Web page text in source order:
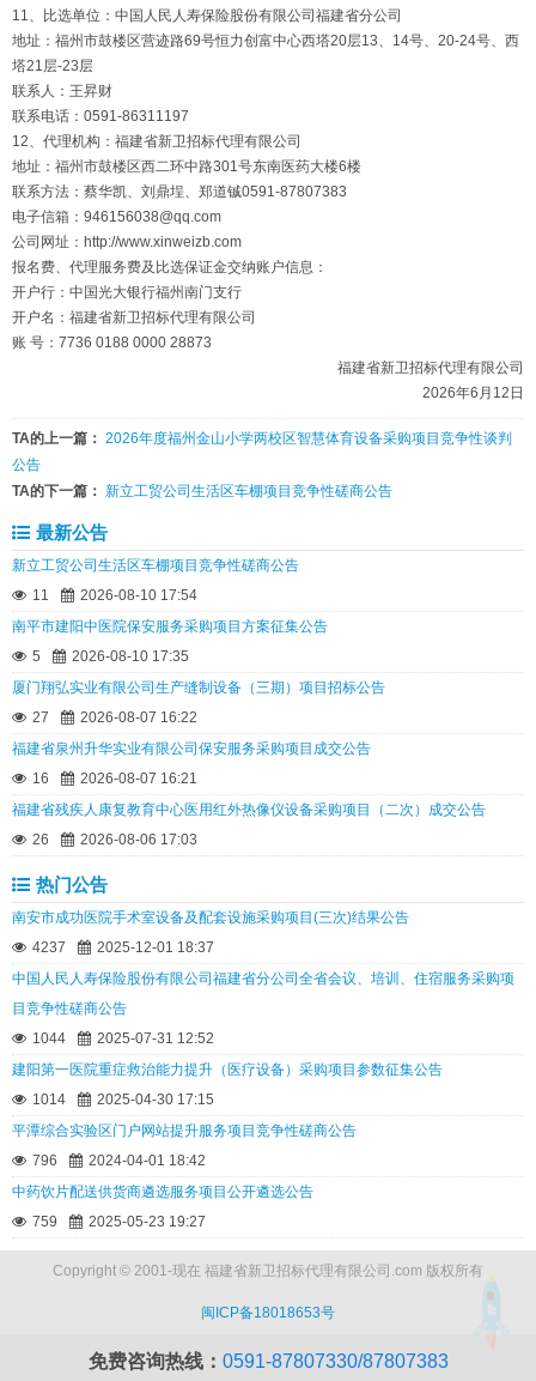
11、比选单位：中国人民人寿保险股份有限公司福建省分公司
地址：福州市鼓楼区营迹路69号恒力创富中心西塔20层13、14号、20-24号、西
塔21层-23层
联系人：王昇财
联系电话：0591-86311197
12、代理机构：福建省新卫招标代理有限公司
地址：福州市鼓楼区西二环中路301号东南医药大楼6楼
联系方法：蔡华凯、刘鼎埕、郑道铖0591-87807383
电子信箱：946156038@qq.com
公司网址：http://www.xinweizb.com
报名费、代理服务费及比选保证金交纳账户信息：
开户行：中国光大银行福州南门支行
开户名：福建省新卫招标代理有限公司
账 号：7736 0188 0000 28873
福建省新卫招标代理有限公司
2026年6月12日
TA的上一篇： 2026年度福州金山小学两校区智慧体育设备采购项目竞争性谈判
公告
TA的下一篇： 新立工贸公司生活区车棚项目竞争性磋商公告
最新公告
新立工贸公司生活区车棚项目竞争性磋商公告
11
2026-08-10 17:54
南平市建阳中医院保安服务采购项目方案征集公告
5
2026-08-10 17:35
厦门翔弘实业有限公司生产缝制设备（三期）项目招标公告
27
2026-08-07 16:22
福建省泉州升华实业有限公司保安服务采购项目成交公告
16
2026-08-07 16:21
福建省残疾人康复教育中心医用红外热像仪设备采购项目（二次）成交公告
26
2026-08-06 17:03
热门公告
南安市成功医院手术室设备及配套设施采购项目(三次)结果公告
4237
2025-12-01 18:37
中国人民人寿保险股份有限公司福建省分公司全省会议、培训、住宿服务采购项
目竞争性磋商公告
1044
2025-07-31 12:52
建阳第一医院重症救治能力提升（医疗设备）采购项目参数征集公告
1014
2025-04-30 17:15
平潭综合实验区门户网站提升服务项目竞争性磋商公告
796
2024-04-01 18:42
中药饮片配送供货商遴选服务项目公开遴选公告
759
2025-05-23 19:27
Copyright © 2001-现在 福建省新卫招标代理有限公司.com 版权所有
闽ICP备18018653号
免费咨询热线： 0591-87807330/87807383